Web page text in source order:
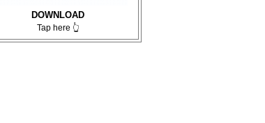
DOWNLOAD
Tap here 👆